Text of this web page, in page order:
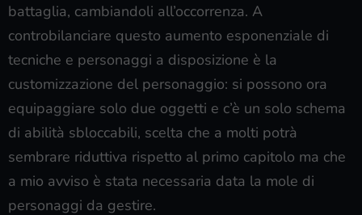
battaglia, cambiandoli all’occorrenza. A
controbilanciare questo aumento esponenziale di
tecniche e personaggi a disposizione è la
customizzazione del personaggio: si possono ora
equipaggiare solo due oggetti e c’è un solo schema
di abilità sbloccabili, scelta che a molti potrà
sembrare riduttiva rispetto al primo capitolo ma che
a mio avviso è stata necessaria data la mole di
personaggi da gestire.